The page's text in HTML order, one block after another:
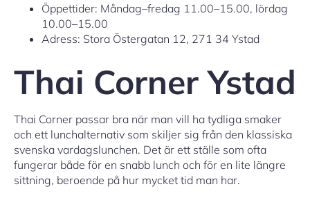
Öppettider: Måndag–fredag 11.00–15.00, lördag
10.00–15.00
Adress: Stora Östergatan 12, 271 34 Ystad
Thai Corner Ystad
Thai Corner passar bra när man vill ha tydliga smaker
och ett lunchalternativ som skiljer sig från den klassiska
svenska vardagslunchen. Det är ett ställe som ofta
fungerar både för en snabb lunch och för en lite längre
sittning, beroende på hur mycket tid man har.